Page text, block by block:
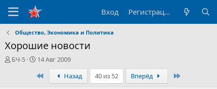
Вход Регистрация
Общество, Экономика и Политика
Хорошие новости
А
БЧ-5
Д
т
14 Авг 2009
ПервыйНазад 40 из 52 Вперёд